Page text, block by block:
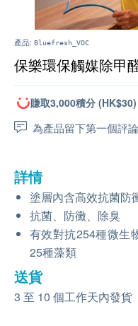
產品: Bluefresh_VOC
保樂環保觸媒除甲
賺取3,000積分 (HK$30)
為產品留下第一個評論
詳情
塗層內含高效抗菌防
抗菌、防黴、除臭
有效對抗254種微生
25種藻類
送貨
3 至 10 個工作天內發貨